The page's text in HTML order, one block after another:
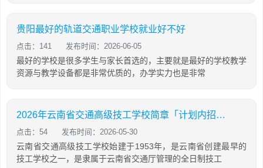
贵阳最好的轨道交通职业学校就业好不好
点击：141 发布时间：2026-06-05
最好的学校是很多学生与家长首选的，主要就是最好的学校教学
资源与教学设备都是非常优质的，办学实力也是非常
2026年云南省交通高级技工学校简章「计划内招生」
点击：54 发布时间：2026-05-30
云南省交通高级技工学校始建于1953年，是云南省创建最早的
技工学校之一，是隶属于云南省交通厅管理的全日制技工